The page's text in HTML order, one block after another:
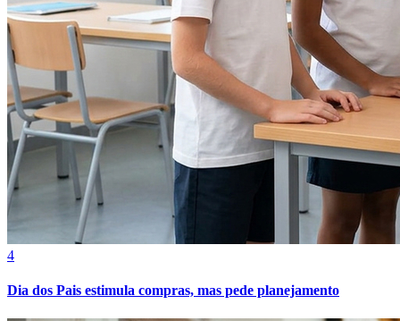
4
Dia dos Pais estimula compras, mas pede planejamento